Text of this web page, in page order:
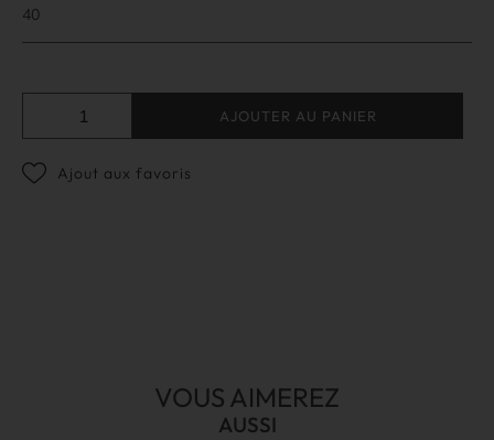
40
AJOUTER AU PANIER
Ajout aux favoris
VOUS AIMEREZ
AUSSI